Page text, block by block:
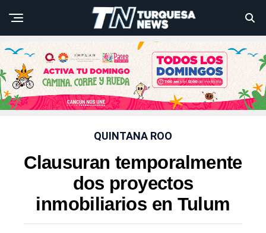
QUINTANA ROO
Clausuran temporalmente
dos proyectos
inmobiliarios en Tulum